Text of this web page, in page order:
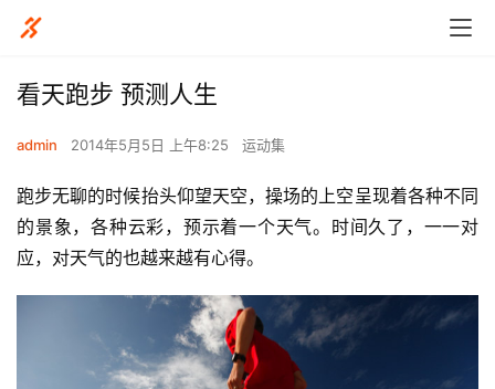
看天跑步 预测人生
admin 2014年5月5日 上午8:25 运动集
跑步无聊的时候抬头仰望天空，操场的上空呈现着各种不同
的景象，各种云彩，预示着一个天气。时间久了，一一对
应，对天气的也越来越有心得。